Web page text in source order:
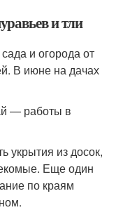
и тли
и огорода от
В июне на дачах
укрытия из досок,
Еще один
по краям